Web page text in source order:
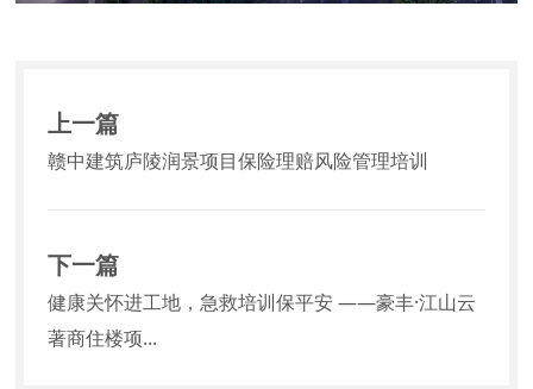
上一篇
赣中建筑庐陵润景项目保险理赔风险管理培训
下一篇
健康关怀进工地，急救培训保平安 ——豪丰·江山云
著商住楼项...